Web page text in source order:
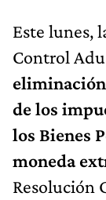
Este lunes,
Control
de los
los Bienes
moneda
Resolución